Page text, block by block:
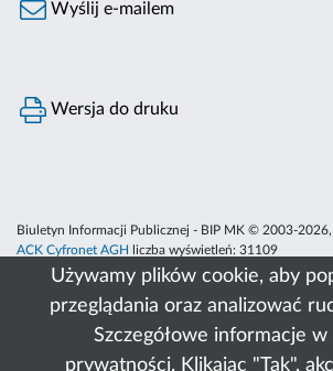
Używamy plików cookie, aby
przeglądania oraz analizować
Szczegółowe informacje w
prywatności. Klikając "Tak",
Wyślij e-mailem
Wersja do druku
Biuletyn Informacji Publicznej - BIP MK © 2003-2026,
ACK Cyfronet AGH
liczba wyświetleń: 31109